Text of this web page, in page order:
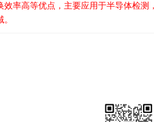
率高等优点，主要应用于半导体检测